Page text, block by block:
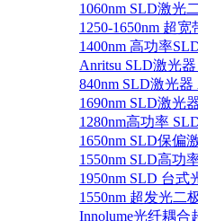
1060nm SLD激光
1250-1650nm 超
1400nm 高功率
Anritsu SLD激光器
840nm SLD激光器
1690nm SLD激光
1280nm高功率
1650nm SLD保偏
1550nm SLD高功
1950nm SLD 台式
1550nm 超发光二
Innolume光纤耦合